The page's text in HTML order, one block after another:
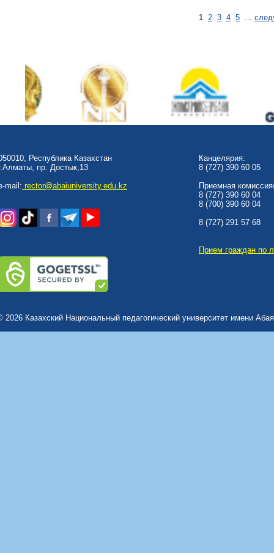
1 2 3 4 5 ...
Республика Казахстан
пр. Достык,13
mail: rector@abaiuniversity.edu.kz
Канцелярия:
8 (727) 390 60 05
Приемная
8 (727) 390 60 04
8 (700) 390 60 04
8 (727) 291 57 68
Прием граждан по
2026 Казахский Национальный педагогический университет имени Абая